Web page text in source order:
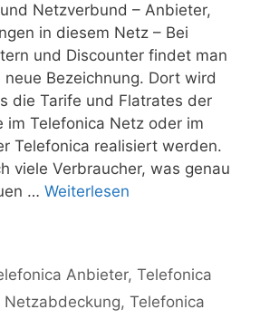
Netzverbund – Anbieter,
in diesem Netz – Bei
und Discounter findet man
Bezeichnung. Dort wird
die Tarife und Flatrates der
im Telefonica Netz oder im
Telefonica realisiert werden.
viele Verbraucher, was genau
… Weiterlesen
Anbieter,Telefonica
Netzabdeckung, Telefonica